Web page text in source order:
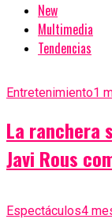
New
Multimedia
Tendencias
Entretenimiento1
La ranchera
Javi Rous
Espectáculos4